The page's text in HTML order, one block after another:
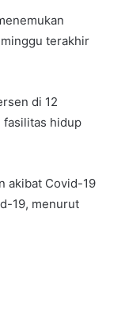
terakhir
di 12
fasilitas hidup
akibat Covid-19
19, menurut